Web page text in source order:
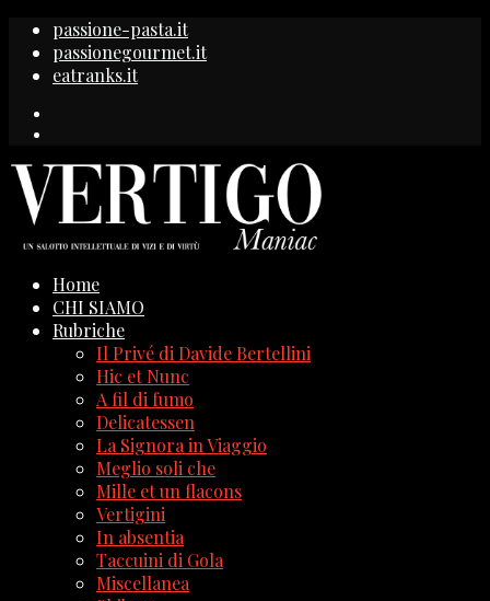
passione-pasta.it
passionegourmet.it
eatranks.it
Home
CHI SIAMO
Rubriche
Il Privé di Davide Bertellini
Hic et Nunc
A fil di fumo
Delicatessen
La Signora in Viaggio
Meglio soli che
Mille et un flacons
Vertigini
In absentia
Taccuini di Gola
Miscellanea